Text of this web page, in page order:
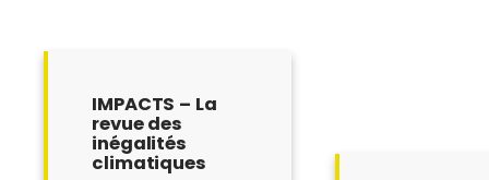
IMPACTS – La
revue des
inégalités
climatiques